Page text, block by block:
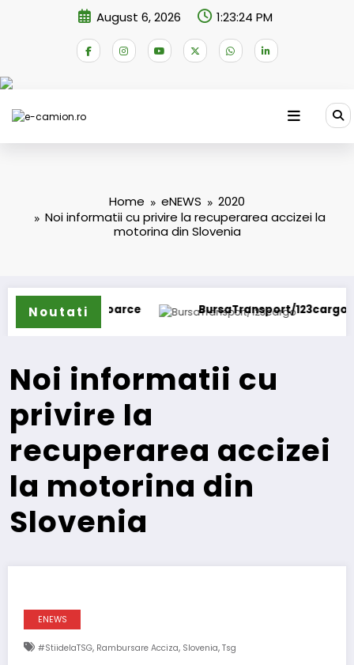
August 6, 2026 1:23:25 PM
Home eNEWS
2020
Noi informatii cu privire la recuperarea accizei la
motorina din Slovenia
Noutati
întoarce BursaTransport/123cargo introduce o
Noi informatii cu
privire la
recuperarea accizei
la motorina din
Slovenia
ENEWS
#stiidelaTSG, Rambursare Acciza, Slovenia, Tsg